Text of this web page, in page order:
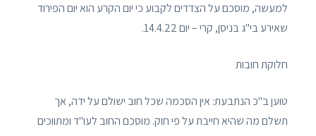
למעשה, מוסכם על הצדדים לקבוע כי יום הקרע הוא יום הפירוד
שאירע בי"ג בניסן, קרי – יום 14.4.22.
חלוקת חובות
טוען ב"כ הנתבעת: אין הסכמה שכל חוב ישולם על ידה, אך
תשלם מה שהיא חייבת על פי חוק. מוסכם החוב לעו"ד ומתווכים